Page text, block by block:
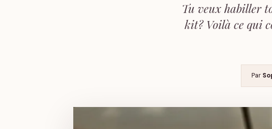
Tu veux habiller
kit? Voilà ce qui
Par